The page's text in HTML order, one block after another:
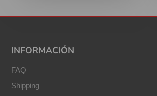
INFORMACIÓN
FAQ
Shipping